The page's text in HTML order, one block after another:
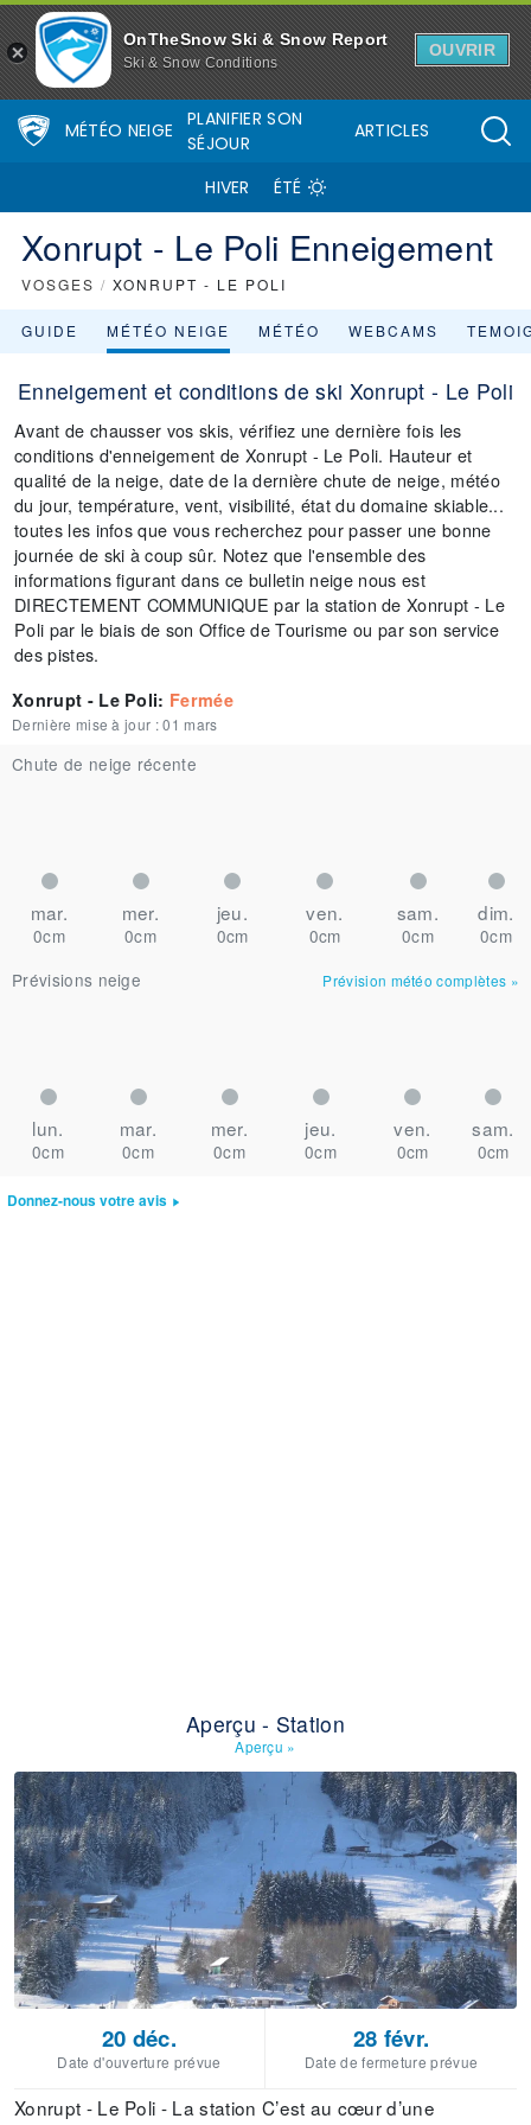
OnTheSnow Ski & Snow Report
Ski & Snow Conditions
OUVRIR
MÉTÉO NEIGE
PLANIFIER SON
SÉJOUR
ARTICLES
HIVER ÉTÉ
Xonrupt - Le Poli Enneigement
VOSGES / XONRUPT - LE POLI
GUIDE MÉTÉO NEIGE MÉTÉO WEBCAMS
Enneigement et conditions de ski Xonrupt - Le Poli
Avant de chausser vos skis, vérifiez une dernière fois les
conditions d'enneigement de Xonrupt - Le Poli. Hauteur et
qualité de la neige, date de la dernière chute de neige, météo
du jour, température, vent, visibilité, état du domaine skiable...
toutes les infos que vous recherchez pour passer une bonne
journée de ski à coup sûr. Notez que l'ensemble des
informations figurant dans ce bulletin neige nous est
DIRECTEMENT COMMUNIQUE par la station de Xonrupt - Le
Poli par le biais de son Office de Tourisme ou par son service
des pistes.
Xonrupt - Le Poli: Fermée
Dernière mise à jour :01 mars
Chute de neige récente
mar. mer. jeu. ven. sam. dim.
0cm 0cm 0cm 0cm 0cm
0cm
Prévisions neige
Prévision météo complètes »
lun. mar. mer. jeu. ven. sam.
0cm 0cm 0cm 0cm 0cm 0cm
Donnez-nous votre avis
Aperçu - Station
Aperçu »
20 déc.
Date d'ouverture prévue
28 févr.
Date de fermeture prévue
Xonrupt - Le Poli - La station C’est au cœur d’une